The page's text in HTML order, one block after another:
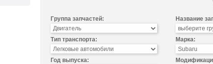
Группа запчастей: Название
Тип транспорта: Марка:
Год выпуска: